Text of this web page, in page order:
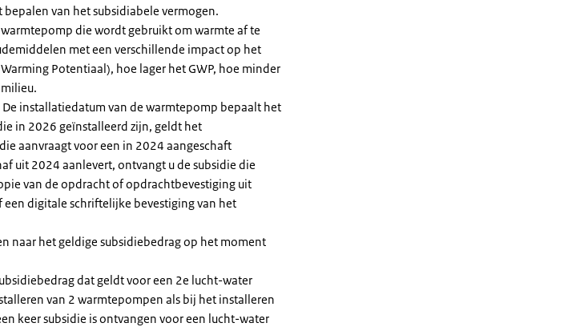
van het subsidiabele vermogen.
die wordt gebruikt om warmte af te
met een verschillende impact op het
Potentiaal), hoe lager het GWP, hoe minder
De installatiedatum van de warmtepomp bepaalt het
in 2026 geïnstalleerd zijn, geldt het
aanvraagt voor een in 2024 aangeschaft
uit 2024 aanlevert, ontvangt u de subsidie die
van de opdracht of opdrachtbevestiging uit
digitale schriftelijke bevestiging van het
naar het geldige subsidiebedrag op het moment
dat geldt voor een 2e lucht-water
van 2 warmtepompen als bij het installeren
keer subsidie is ontvangen voor een lucht-water